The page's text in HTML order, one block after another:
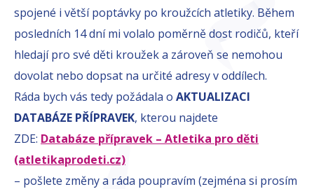
spojené i větší poptávky po kroužcích atletiky. Během
posledních 14 dní mi volalo poměrně dost rodičů, kteří
hledají pro své děti kroužek a zároveň se nemohou
dovolat nebo dopsat na určité adresy v oddílech.
Ráda bych vás tedy požádala o AKTUALIZACI
DATABÁZE PŘÍPRAVEK, kterou najdete
ZDE: Databáze přípravek – Atletika pro děti
(atletikaprodeti.cz)
– pošlete změny a ráda poupravím (zejména si prosím